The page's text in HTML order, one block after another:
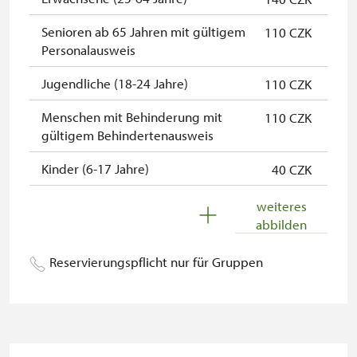
Inhaber der freien Eintrittskarte
kostenlos
Inhaber der freien einmaligen
Eintrittskarte
kostenlos
"Náš člověk"-Karte*
kostenlos
Jahresabonnement (Dauerkarte)
des NPÚ*
kostenlos
Senioren ab 65 Jahren mit gültigem
Personalausweis
110 CZK
Jugendliche (18-24 Jahre)
110 CZK
Menschen mit Behinderung mit
gültigem Behindertenausweis
110 CZK
Kinder (6-17 Jahre)
40 CZK
kostenlos
Schwerbehinderten
kostenlos
weiteres
abbilden
Reservierungspflicht nur für Gruppen